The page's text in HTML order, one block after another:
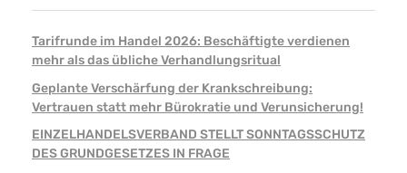
Tarifrunde im Handel 2026: Beschäftigte verdienen
mehr als das übliche Verhandlungsritual
Geplante Verschärfung der Krankschreibung:
Vertrauen statt mehr Bürokratie und Verunsicherung!
EINZELHANDELSVERBAND STELLT SONNTAGSSCHUTZ
DES GRUNDGESETZES IN FRAGE